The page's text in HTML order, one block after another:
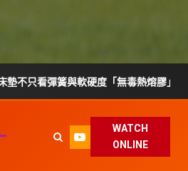
彈簧與軟硬度「無毒熱熔膠」製程升級搶
WATCH
ONLINE